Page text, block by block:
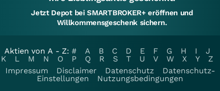
Jetzt Depot bei SMARTBROKER+ eröffnen und
Willkommensgeschenk sichern.
Aktien von A - Z: # A B C D E F G H I
J
K
L M N O P Q R S T U V W X Y
Z
Impressum
Disclaimer Datenschutz
Datenschutz-
Einstellungen
Nutzungsbedingungen